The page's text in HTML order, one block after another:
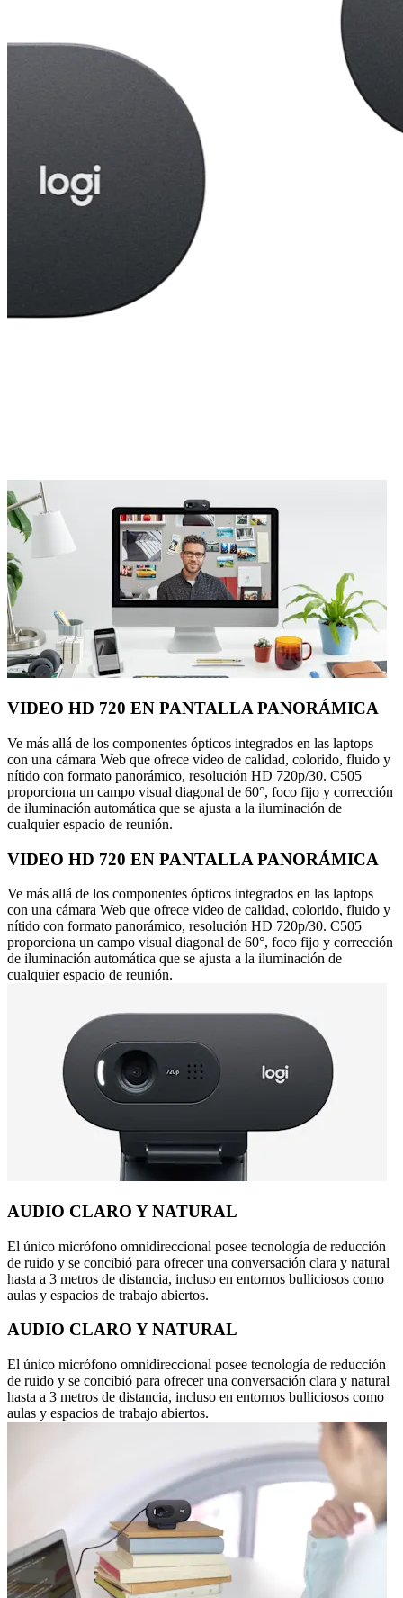
VIDEO HD 720 EN PANTALLA PANORÁMICA
Ve más allá de los componentes ópticos integrados en las laptops
con una cámara Web que ofrece video de calidad, colorido, fluido y
nítido con formato panorámico, resolución HD 720p/30. C505
proporciona un campo visual diagonal de 60°, foco fijo y corrección
de iluminación automática que se ajusta a la iluminación de
cualquier espacio de reunión.
VIDEO HD 720 EN PANTALLA PANORÁMICA
Ve más allá de los componentes ópticos integrados en las laptops
con una cámara Web que ofrece video de calidad, colorido, fluido y
nítido con formato panorámico, resolución HD 720p/30. C505
proporciona un campo visual diagonal de 60°, foco fijo y corrección
de iluminación automática que se ajusta a la iluminación de
cualquier espacio de reunión.
AUDIO CLARO Y NATURAL
El único micrófono omnidireccional posee tecnología de reducción
de ruido y se concibió para ofrecer una conversación clara y natural
hasta a 3 metros de distancia, incluso en entornos bulliciosos como
aulas y espacios de trabajo abiertos.
AUDIO CLARO Y NATURAL
El único micrófono omnidireccional posee tecnología de reducción
de ruido y se concibió para ofrecer una conversación clara y natural
hasta a 3 metros de distancia, incluso en entornos bulliciosos como
aulas y espacios de trabajo abiertos.